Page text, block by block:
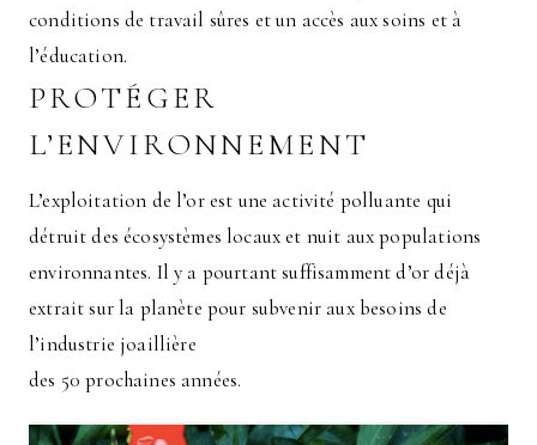
conditions de travail sûres et un accès aux soins et à
l’éducation.
PROTÉGER
L’ENVIRONNEMENT
L’exploitation de l’or est une activité polluante qui
détruit des écosystèmes locaux et nuit aux populations
environnantes. Il y a pourtant suffisamment d’or déjà
extrait sur la planète pour subvenir aux besoins de
l’industrie joaillière
des 50 prochaines années.